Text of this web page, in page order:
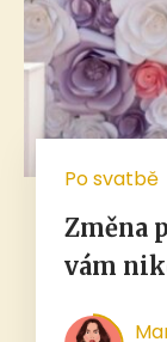
Po svatbě
Změna
vám